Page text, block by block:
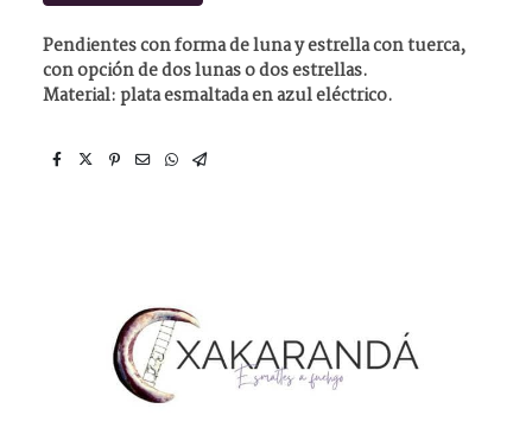
Pendientes con forma de luna y estrella con tuerca,
con opción de dos lunas o dos estrellas.
Material: plata esmaltada en azul eléctrico.